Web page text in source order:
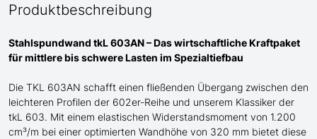
Produktbeschreibung
Stahlspundwand tkL 603AN – Das wirtschaftliche Kraftpaket
für mittlere bis schwere Lasten im Spezialtiefbau
Die TKL 603AN schafft einen fließenden Übergang zwischen den
leichteren Profilen der 602er-Reihe und unserem Klassiker der
tkL 603. Mit einem elastischen Widerstandsmoment von 1.200
cm³/m bei einer optimierten Wandhöhe von 320 mm bietet diese